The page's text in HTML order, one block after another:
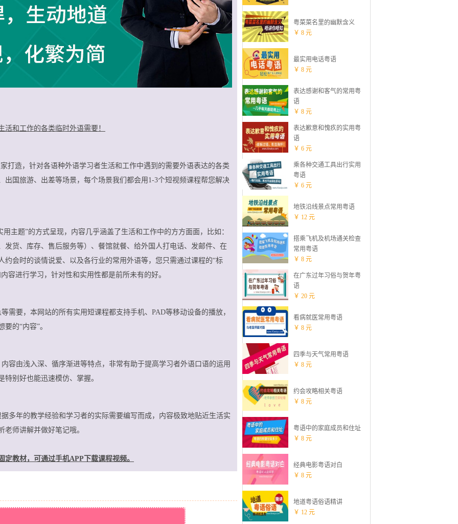
和工作的各类临时外语需要！
打造，针对各语种外语学习者生活和工作中遇到的需要外语表达的各类
出国旅游、出差等场景，每个场景我们都会用1-3个短视频课程帮您解决
主题”的方式呈现，内容几乎涵盖了生活和工作中的方方面面，比如：
发货、库存、售后服务等）、餐馆就餐、给外国人打电话、发邮件、在
约会时的谈情说爱、以及各行业的常用外语等，您只需通过课程的“标
容进行学习，针对性和实用性都是前所未有的好。
需要，本网站的所有实用短课程都支持手机、PAD等移动设备的播放，
的“内容”。
容由浅入深、循序渐进等特点，非常有助于提高学习者外语口语的运用
别好也能迅速模仿、掌握。
多年的教学经验和学习者的实际需要编写而成，内容极致地贴近生活实
师讲解并做好笔记哦。
教材，可通过手机APP下载课程视频。
粤菜菜名里的幽默含义
￥ 8 元
最实用电话粤语
￥ 8 元
表达感谢和客气的常用粤
语
￥ 8 元
表达歉意和愧疚的实用粤
语
￥ 6 元
乘各种交通工具出行实用
粤语
￥ 6 元
地铁沿线景点常用粤语
￥ 12 元
搭乘飞机及机场通关检查
常用粤语
￥ 8 元
在广东过年习俗与贺年粤
语
￥ 20 元
看病就医常用粤语
￥ 8 元
四季与天气常用粤语
￥ 8 元
约会攻略相关粤语
￥ 8 元
粤语中的家庭成员和住址
￥ 8 元
经典电影粤语对白
￥ 8 元
地道粤语俗语精讲
￥ 12 元